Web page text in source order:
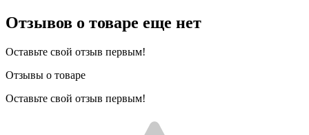
Отзывов о товаре еще нет
Оставьте свой отзыв первым!
Отзывы о товаре
Оставьте свой отзыв первым!